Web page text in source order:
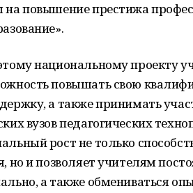
на повышение престижа
национальному проекту
повышать свою
а также принимать
вузов педагогических
рост не только
но и позволяет учителям
а также обмениваться